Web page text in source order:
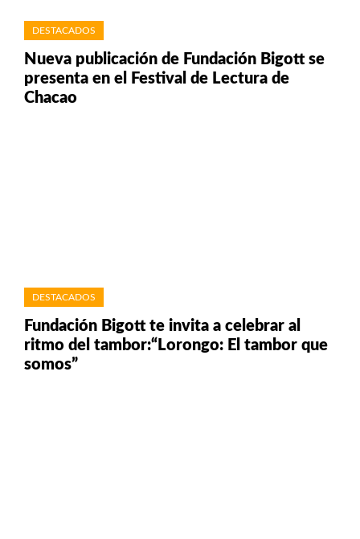
DESTACADOS
Nueva publicación de Fundación Bigott se
presenta en el Festival de Lectura de
Chacao
DESTACADOS
Fundación Bigott te invita a celebrar al
ritmo del tambor:“Lorongo: El tambor que
somos”